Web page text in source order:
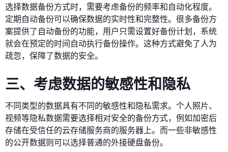
选择数据备份方式时，需要考虑备份的频率和自动化程度。
定期自动备份可以确保数据的实时性和完整性。很多备份方
案提供了自动备份的功能，用户只需设置好备份计划，系统
就会在预定的时间自动执行备份操作。这种方式避免了人为
疏忽，保障了数据的安全。
三、考虑数据的敏感性和隐私
不同类型的数据具有不同的敏感性和隐私需求。个人照片、
视频等隐私数据需要选择相对安全的备份方式，例如加密后
存储在受信任的云存储服务商的服务器上。而一些非敏感性
的公开数据则可以选择普通的外接硬盘备份。